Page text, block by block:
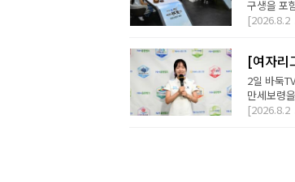
구생을 포
[2026.8.2
[여자리
2일 바둑
만세보령
[2026.8.2